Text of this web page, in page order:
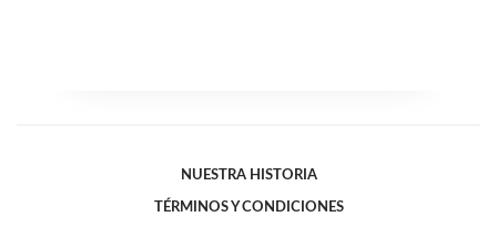
NUESTRA HISTORIA
TÉRMINOS Y CONDICIONES